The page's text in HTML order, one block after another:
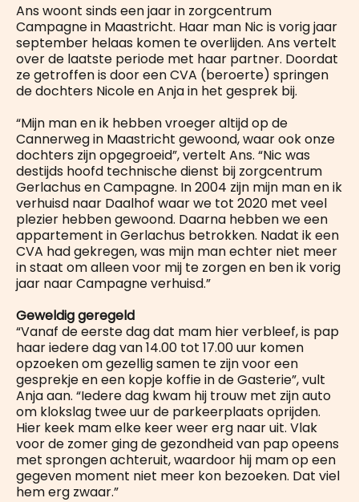
Ans woont sinds een jaar in zorgcentrum
Campagne in Maastricht. Haar man Nic is vorig jaar
september helaas komen te overlijden. Ans vertelt
over de laatste periode met haar partner. Doordat
ze getroffen is door een CVA (beroerte) springen
de dochters Nicole en Anja in het gesprek bij.
“Mijn man en ik hebben vroeger altijd op de
Cannerweg in Maastricht gewoond, waar ook onze
dochters zijn opgegroeid”, vertelt Ans. “Nic was
destijds hoofd technische dienst bij zorgcentrum
Gerlachus en Campagne. In 2004 zijn mijn man en ik
verhuisd naar Daalhof waar we tot 2020 met veel
plezier hebben gewoond. Daarna hebben we een
appartement in Gerlachus betrokken. Nadat ik een
CVA had gekregen, was mijn man echter niet meer
in staat om alleen voor mij te zorgen en ben ik vorig
jaar naar Campagne verhuisd.”
Geweldig geregeld
“Vanaf de eerste dag dat mam hier verbleef, is pap
haar iedere dag van 14.00 tot 17.00 uur komen
opzoeken om gezellig samen te zijn voor een
gesprekje en een kopje koffie in de Gasterie”, vult
Anja aan. “Iedere dag kwam hij trouw met zijn auto
om klokslag twee uur de parkeerplaats oprijden.
Hier keek mam elke keer weer erg naar uit. Vlak
voor de zomer ging de gezondheid van pap opeens
met sprongen achteruit, waardoor hij mam op een
gegeven moment niet meer kon bezoeken. Dat viel
hem erg zwaar.”